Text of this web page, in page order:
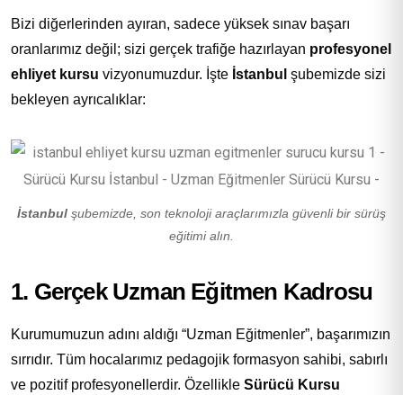
Bizi diğerlerinden ayıran, sadece yüksek sınav başarı
oranlarımız değil; sizi gerçek trafiğe hazırlayan profesyonel
ehliyet kursu vizyonumuzdur. İşte İstanbul şubemizde sizi
bekleyen ayrıcalıklar:
İstanbul şubemizde, son teknoloji araçlarımızla güvenli bir sürüş
eğitimi alın.
1. Gerçek Uzman Eğitmen Kadrosu
Kurumumuzun adını aldığı “Uzman Eğitmenler”, başarımızın
sırrıdır. Tüm hocalarımız pedagojik formasyon sahibi, sabırlı
ve pozitif profesyonellerdir. Özellikle Sürücü Kursu